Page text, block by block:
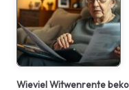
Wieviel Witwenrente